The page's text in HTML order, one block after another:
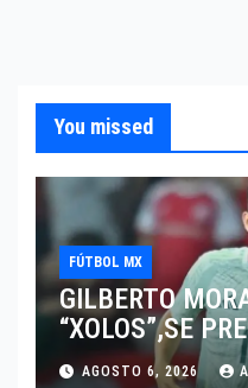
You missed
FÚTBOL MX
GILBERTO
“XOLOS”,SE
JUGAR EN SU
AGOSTO 6, 2026